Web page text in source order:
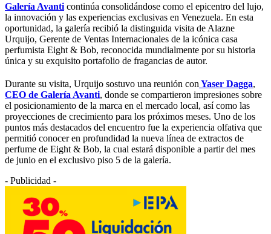
Galería Avanti continúa consolidándose como el epicentro del lujo,
la innovación y las experiencias exclusivas en Venezuela. En esta
oportunidad, la galería recibió la distinguida visita de Alazne
Urquijo, Gerente de Ventas Internacionales de la icónica casa
perfumista Eight & Bob, reconocida mundialmente por su historia
única y su exquisito portafolio de fragancias de autor.
Durante su visita, Urquijo sostuvo una reunión con Yaser Dagga,
CEO de Galería Avanti, donde se compartieron impresiones sobre
el posicionamiento de la marca en el mercado local, así como las
proyecciones de crecimiento para los próximos meses. Uno de los
puntos más destacados del encuentro fue la experiencia olfativa que
permitió conocer en profundidad la nueva línea de extractos de
perfume de Eight & Bob, la cual estará disponible a partir del mes
de junio en el exclusivo piso 5 de la galería.
- Publicidad -